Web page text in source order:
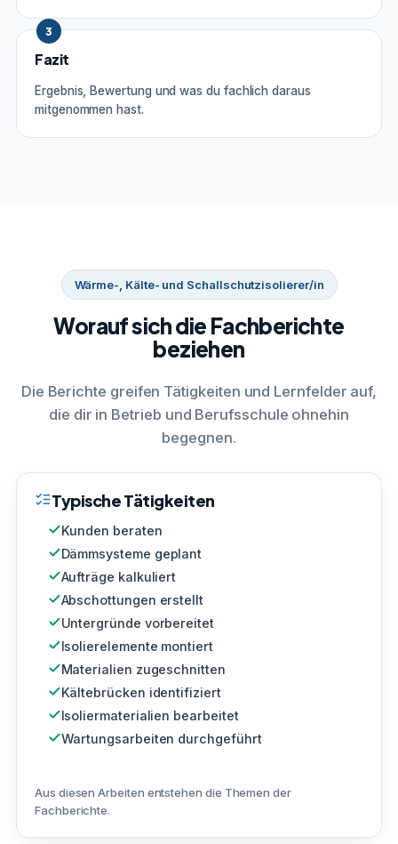
3
Fazit
Ergebnis, Bewertung und was du fachlich daraus
mitgenommen hast.
Wärme-, Kälte- und Schallschutzisolierer/in
Worauf sich die Fachberichte
beziehen
Die Berichte greifen Tätigkeiten und Lernfelder auf,
die dir in Betrieb und Berufsschule ohnehin
begegnen.
Typische Tätigkeiten
Kunden beraten
Dämmsysteme geplant
Aufträge kalkuliert
Abschottungen erstellt
Untergründe vorbereitet
Isolierelemente montiert
Materialien zugeschnitten
Kältebrücken identifiziert
Isoliermaterialien bearbeitet
Wartungsarbeiten durchgeführt
Aus diesen Arbeiten entstehen die Themen der
Fachberichte.